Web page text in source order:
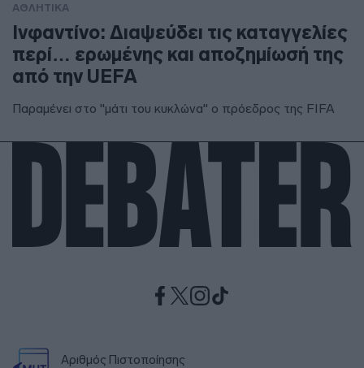
ΑΘΛΗΤΙΚΑ
Ινφαντίνο: Διαψεύδει τις καταγγελίες
περί… ερωμένης και αποζημίωσή της
από την UEFA
Παραμένει στο "μάτι του κυκλώνα" ο πρόεδρος της FIFA
Αριθμός Πιστοποίησης